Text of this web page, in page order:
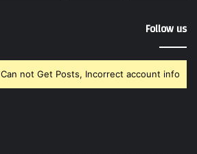
Follow us
not Get Posts, Incorrect account info.